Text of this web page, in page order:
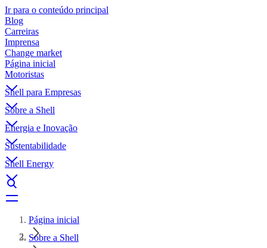
Ir para o conteúdo principal
Blog
Carreiras
Imprensa
Change market
Página inicial
Motoristas
Shell para Empresas
Sobre a Shell
Energia e Inovação
Sustentabilidade
Shell Energy
Página inicial
Sobre a Shell